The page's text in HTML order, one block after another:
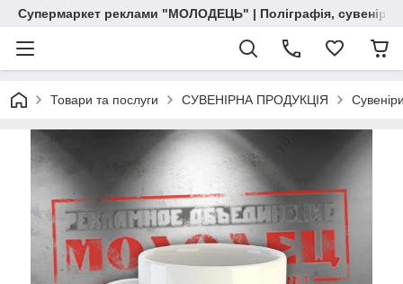
Супермаркет реклами "МОЛОДЕЦЬ" | Поліграфія, сувенірна
Товари та послуги СУВЕНІРНА ПРОДУКЦІЯ